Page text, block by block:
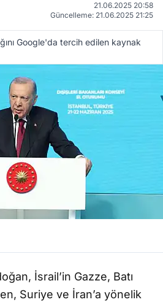
21.06.2025 20:58
Güncelleme: 21.06.2025 21:25
Google'da tercih edilen kaynak
İsrail’in Gazze, Batı
Suriye ve İran’a yönelik